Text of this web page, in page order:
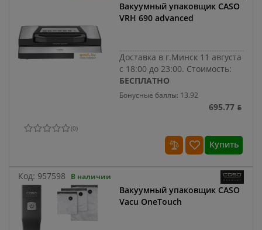
Вакуумный упаковщик CASO
VRH 690 advanced
Доставка в г.Минск 11 августа
с 18:00 до 23:00. Стоимость:
БЕСПЛАТНО
Бонусные баллы: 13.92
695.77 ƃ
(0)
Купить
Код: 957598 В наличии
Вакуумный упаковщик CASO
Vacu OneTouch